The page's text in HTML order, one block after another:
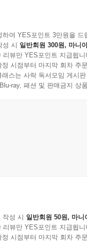
모든 말씀을 실천하되
어도 변화가 없다고 하
드시 잊지 말아야 할
강하나 상황과 실존에
면에서 규범, 상황, 실존
여 YES포인트 3만원을 드
성 시 일반회원 300원, 마니
뷰만 YES포인트 지급됩니
시점부터 마지막 회차 주
스는 사락 독서모임 게시
ray, 패션 및 판매금지 상
작성 시 일반회원 50원, 마니
뷰만 YES포인트 지급됩니
시점부터 마지막 회차 주